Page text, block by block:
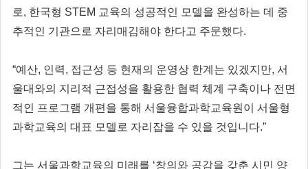
로, 한국형 STEM 교육의 성공적인 모델을 완성하는 데 중
추적인 기관으로 자리매김해야 한다고 주문했다.
“예산, 인력, 접근성 등 현재의 운영상 한계는 있겠지만, 서
울대와의 지리적 근접성을 활용한 협력 체계 구축이나 전면
적인 프로그램 개편을 통해 서울융합과학교육원이 서울형
과학교육의 대표 모델로 자리잡을 수 있을 것입니다.”
그는 서울과학교육의 미래를 ‘창의와 공감을 갖춘 시민 양